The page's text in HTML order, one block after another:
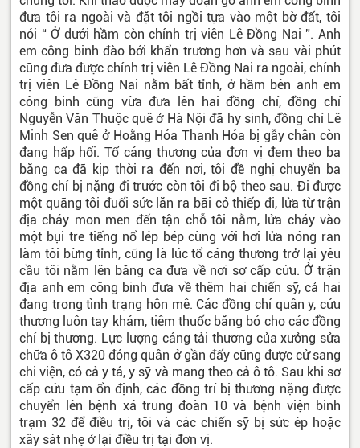
đưa tôi ra ngoài và đặt tôi ngồi tựa vào một bờ đất, tôi
nói “ Ở dưới hầm còn chính trị viên Lê Đồng Nai ”. Anh
em công binh đào bới khẩn trương hơn và sau vài phút
cũng đưa được chính trị viên Lê Đồng Nai ra ngoài, chính
trị viên Lê Đồng Nai nằm bất tỉnh, ở hầm bên anh em
công binh cũng vừa đưa lên hai đồng chí, đồng chí
Nguyễn Văn Thuộc quê ở Hà Nội đã hy sinh, đồng chí Lê
Minh Sen quê ở Hoằng Hóa Thanh Hóa bị gẫy chân còn
đang hấp hối. Tổ cáng thương của đơn vị đem theo ba
băng ca đã kịp thời ra đến nơi, tôi đề nghị chuyển ba
đồng chí bị nặng đi trước còn tôi đi bộ theo sau. Đi được
một quãng tôi đuối sức lăn ra bãi cỏ thiếp đi, lửa từ trận
địa cháy mon men đến tận chỗ tôi nằm, lửa cháy vào
một bụi tre tiếng nổ lép bép cùng với hơi lửa nóng ran
làm tôi bừng tỉnh, cũng là lúc tổ cáng thương trở lại yêu
cầu tôi nằm lên băng ca đưa về nơi sơ cấp cứu. Ở trận
địa anh em công binh đưa về thêm hai chiến sỹ, cả hai
đang trong tình trạng hôn mê. Các đồng chí quân y, cứu
thương luôn tay khám, tiêm thuốc băng bó cho các đồng
chí bị thương. Lực lượng cáng tải thương của xưởng sửa
chữa ô tô X320 đóng quân ở gần đấy cũng được cử sang
chi viện, có cả y tá, y sỹ và mang theo cả ô tô. Sau khi sơ
cấp cứu tạm ổn định, các đồng trí bị thương nặng được
chuyển lên bệnh xá trung đoàn 10 và bệnh viện binh
trạm 32 để điều trị, tôi và các chiến sỹ bị sức ép hoặc
xây sát nhẹ ở lại điều trị tại đơn vị.